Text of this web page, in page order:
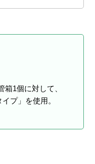
箱1個に対して、
プ」を使用。